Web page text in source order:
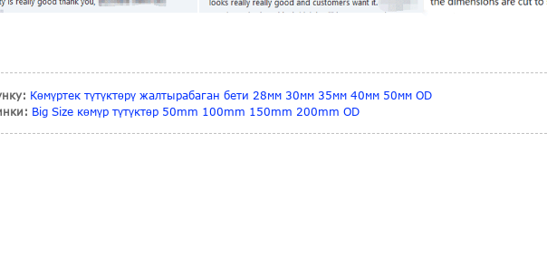
Көмүртек түтүктөрү жалтырабаган бети 28мм 30мм 35мм 40мм 50мм OD
Big Size көмүр түтүктөр 50mm 100mm 150mm 200mm OD